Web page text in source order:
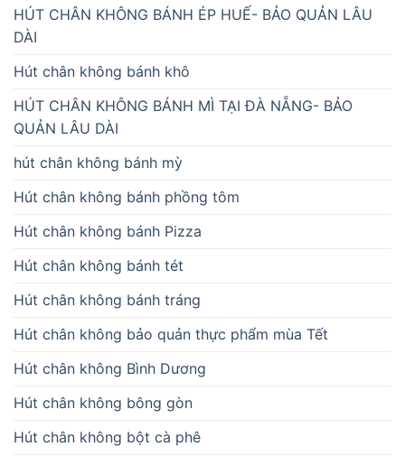
HÚT CHÂN KHÔNG BÁNH ÉP HUẾ- BẢO QUẢN LÂU
DÀI
Hút chân không bánh khô
HÚT CHÂN KHÔNG BÁNH MÌ TẠI ĐÀ NẴNG- BẢO
QUẢN LÂU DÀI
hút chân không bánh mỳ
Hút chân không bánh phồng tôm
Hút chân không bánh Pizza
Hút chân không bánh tét
Hút chân không bánh tráng
Hút chân không bảo quản thực phẩm mùa Tết
Hút chân không Bình Dương
Hút chân không bông gòn
Hút chân không bột cà phê